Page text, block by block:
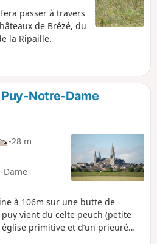
passer à travers
de Brézé, du
la Ripaille.
Notre-Dame
-28 m
Dame
à 106m sur une butte de
vient du celte peuch (petite
primitive et d’un prieuré